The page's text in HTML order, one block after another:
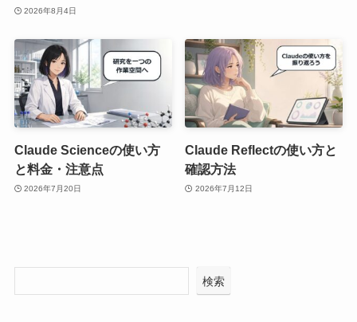
2026年8月4日
Claude Scienceの使い方
と料金・注意点
2026年7月20日
Claude Reflectの使い方と
確認方法
2026年7月12日
検索